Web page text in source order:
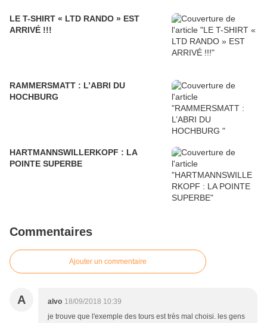
LE T-SHIRT « LTD RANDO » EST
ARRIVÉ !!!
RAMMERSMATT : L’ABRI DU
HOCHBURG
HARTMANNSWILLERKOPF : LA
POINTE SUPERBE
Commentaires
Ajouter un commentaire
A alvo 18/09/2018 10:39
je trouve que l'exemple des tours est très mal choisi. les gens